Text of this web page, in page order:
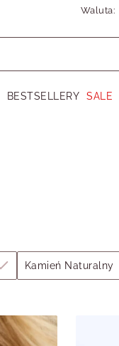
Waluta:
BESTSELLERY SALE
Kamień Naturalny